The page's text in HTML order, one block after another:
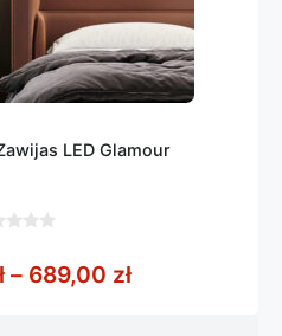
LED Glamour
– 689,00 złZakres cen: